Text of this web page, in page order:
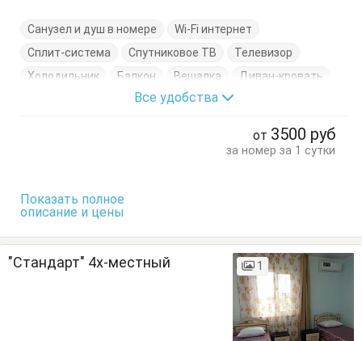
Санузел и душ в номере
Wi-Fi интернет
Сплит-система
Спутниковое ТВ
Телевизор
Холодильник
Балкон Вешалка
Диван-кровать
Кровати двуспальные
Кровати односпальные
Все удобства
от 3500 руб
за номер за 1 сутки
Показать полное
описание и цены
"Стандарт" 4х-местный 1